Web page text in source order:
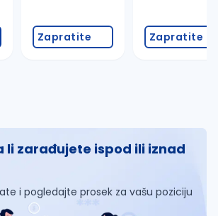
Zapratite Zapratite
li zarađujete ispod ili iznad
i pogledajte prosek za vašu poziciju